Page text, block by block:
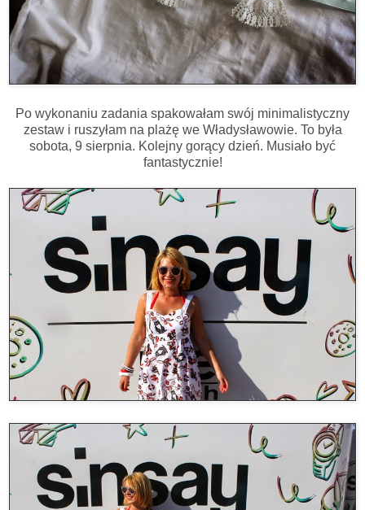
Po wykonaniu zadania spakowałam swój minimalistyczny
zestaw i ruszyłam na plażę we Władysławowie. To była
sobota, 9 sierpnia. Kolejny gorący dzień. Musiało być
fantastycznie!